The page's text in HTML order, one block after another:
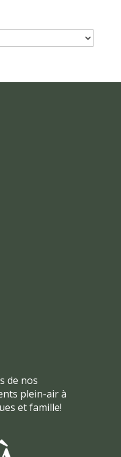
de nos
plein-air à
et famille!